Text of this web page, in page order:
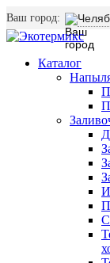
Ваш город:
Каталог